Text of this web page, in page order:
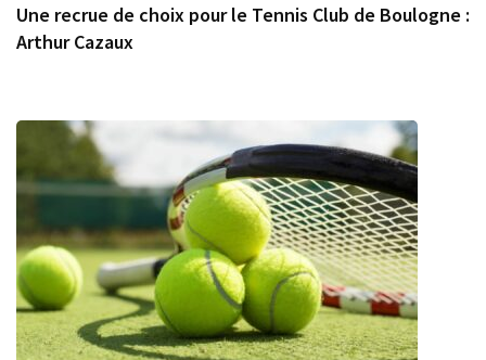
Une recrue de choix pour le Tennis Club de Boulogne :
Arthur Cazaux